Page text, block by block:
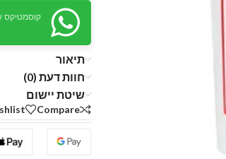
קוסמטיקס
תיאור
חוות דעת (0)
שיטת יישום
Compare